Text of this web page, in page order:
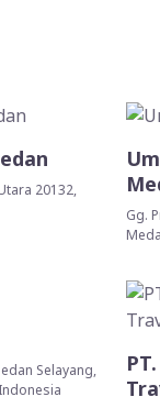
20132,
Gg.
Selayang,